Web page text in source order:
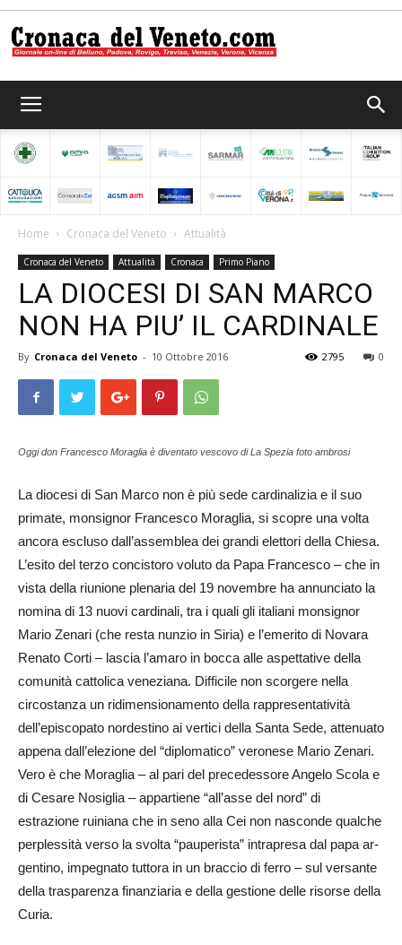
del
Veneto
Home Cronaca del Veneto Attualità
Cronaca del Veneto Attualità Cronaca Primo Piano
LA DIOCESI DI SAN MARCO
NON HA PIU’ IL CARDINALE
By Cronaca del Veneto - 10 Ottobre 2016 0
2795
Oggi don Francesco Moraglia è diventato vescovo di La Spezia foto ambrosi
La diocesi di San Marco non è più sede cardinalizia e il suo
primate, m­o­n­signor Francesco Moraglia, si scopre una volta
ancora escluso dall’assemblea dei grandi elettori della Chiesa.
L’esito del terzo c­o­ncistoro voluto da Papa Fra­ncesco – che in
vista della riunione plenaria del 19 novembre ha annunciato la
nomina di 13 nuovi cardinali, tra i quali gli italiani monsignor
Mario Zenari (che resta nunzio in Siria) e l’emerito di No­vara
Renato Corti – lascia l’amaro in bocca alle aspettative della
comunità cattolica veneziana. Dif­ficile non scorgere nella
circostanza un ridimensionamento della ra­p­­presentatività
dell’episcopato nordestino ai vertici della Santa Sede, attenuato
appena dall’elezione del “diplomatico” veronese Ma­rio Zenari.
Vero è che Mor­aglia – al pari del precedessore An­gelo Sc­ola e
di Ce­sare No­siglia – appartiene “all’asse del nord” di
estrazione ruiniana che in seno alla Cei non nasconde qualche
perplessità verso la svolta “pa­u­perista” intrapresa dal papa ar­
g­entino, impegnato tuttora in un br­accio di ferro – sul versante
del­la trasparenza finanziaria e della ge­s­tione delle risorse della
Curia.